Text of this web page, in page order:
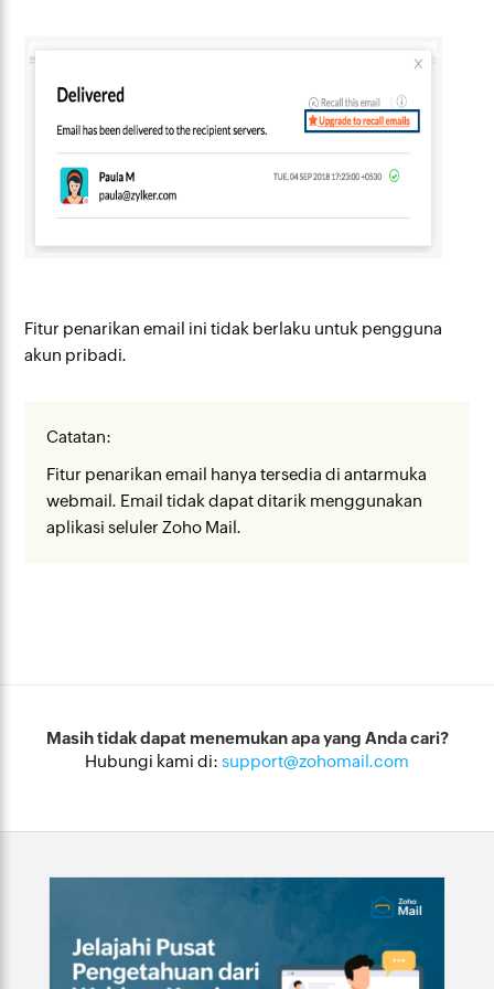
Fitur penarikan email ini tidak berlaku untuk pengguna
akun pribadi.
Catatan:
Fitur penarikan email hanya tersedia di antarmuka
webmail. Email tidak dapat ditarik menggunakan
aplikasi seluler Zoho Mail.
Masih tidak dapat menemukan apa yang Anda cari?
Hubungi kami di: support@zohomail.com